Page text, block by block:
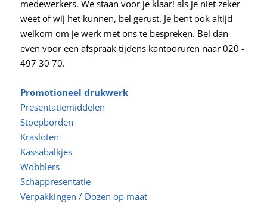
medewerkers. We staan voor je klaar! als je niet zeker
weet of wij het kunnen, bel gerust. Je bent ook altijd
welkom om je werk met ons te bespreken. Bel dan
even voor een afspraak tijdens kantooruren naar 020 -
497 30 70.
Promotioneel drukwerk
Presentatiemiddelen
Stoepborden
Krasloten
Kassabalkjes
Wobblers
Schappresentatie
Verpakkingen / Dozen op maat